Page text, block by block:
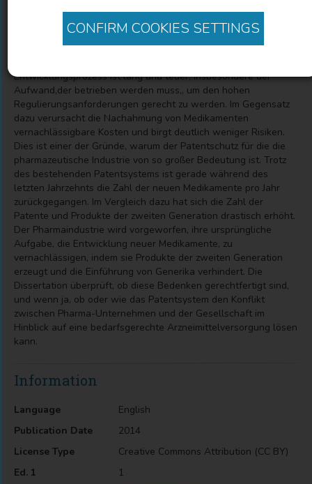
CONFIRM COOKIES SETTINGS
Description
Die Entwicklung neuer Medikamente und deren
Verbesserungen sind entscheidend, um deutliche Fortschritte in
Entwicklungsprozess ist lang und teuer, insbesondere der
Aufwand,der betrieben werden muss,, um den hohen
Regulierungsanforderungen gerecht zu werden. Im Gegensatz
dazu verursacht die Nachahmung von Medikamenten
vernachlässigbare Kosten und birgt deutlich weniger Risiken.
Dies ist einer der Gründe, warum der Patentschutz für die die
pharmazeutische Industrie von so großer Bedeutung ist. Trotz
des bestehenden Patentsystems ist gerade während des
letzten Jahrzehnts die Zahl der neuen Medikamente pro Jahr
zurückgegangen. Im Vergleich dazu hat sich die Zahl der
Patente und Produkte der zweiten Generation drastisch erhöht.
Der Pharmaindustrie wird vorgeworfen, ihre ursprüngliche
Aufgabe, die Entwicklung neuer Medikamente, zu
vernachlässigen, indem sie Produkte der zweiten Generation
erzeugt und die Einführung von Generika verhindert. Die
Dissertation überprüft, ob diese Bedenken gerechtfertigt sind,
und wenn ja, ob oder wie das Patentsystem den Konflikt
zwischen Pharma-Unternehmen und der Gesellschaft im
Hinblick auf eine bedarfsgerechte Arzneimittelversorgung lösen
kann.
Information
Language
English
Publication Date
2014
License Type
Creative Commons Attribution (CC BY)
Ed. 1
1